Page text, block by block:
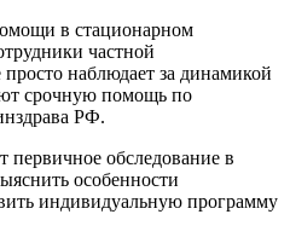
в стационарном
частной
наблюдает за динамикой
срочную помощь по
РФ.
первичное обследование в
особенности
индивидуальную программу